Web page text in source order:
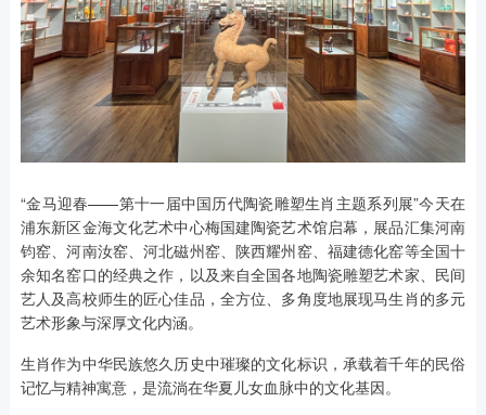
“金马迎春——第十一届中国历代陶瓷雕塑生肖主题系列展”今天在
浦东新区金海文化艺术中心梅国建陶瓷艺术馆启幕，展品汇集河南
钧窑、河南汝窑、河北磁州窑、陕西耀州窑、福建德化窑等全国十
余知名窑口的经典之作，以及来自全国各地陶瓷雕塑艺术家、民间
艺人及高校师生的匠心佳品，全方位、多角度地展现马生肖的多元
艺术形象与深厚文化内涵。
生肖作为中华民族悠久历史中璀璨的文化标识，承载着千年的民俗
记忆与精神寓意，是流淌在华夏儿女血脉中的文化基因。